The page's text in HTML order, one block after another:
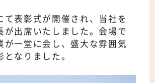
て表彰式が開催され、当社を
が出席いたしました。会場で
が一堂に会し、盛大な雰囲気
なりました。